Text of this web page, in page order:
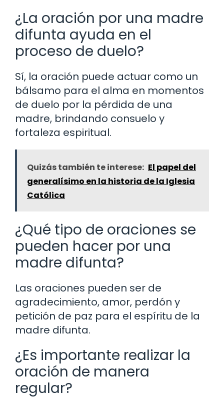
¿La oración por una madre
difunta ayuda en el
proceso de duelo?
Sí, la oración puede actuar como un
bálsamo para el alma en momentos
de duelo por la pérdida de una
madre, brindando consuelo y
fortaleza espiritual.
Quizás también te interese: El papel del
generalísimo en la historia de la Iglesia
Católica
¿Qué tipo de oraciones se
pueden hacer por una
madre difunta?
Las oraciones pueden ser de
agradecimiento, amor, perdón y
petición de paz para el espíritu de la
madre difunta.
¿Es importante realizar la
oración de manera
regular?